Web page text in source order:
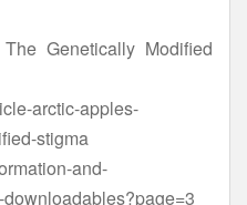
Genetically Modified
arctic-apples-
stigma
and-